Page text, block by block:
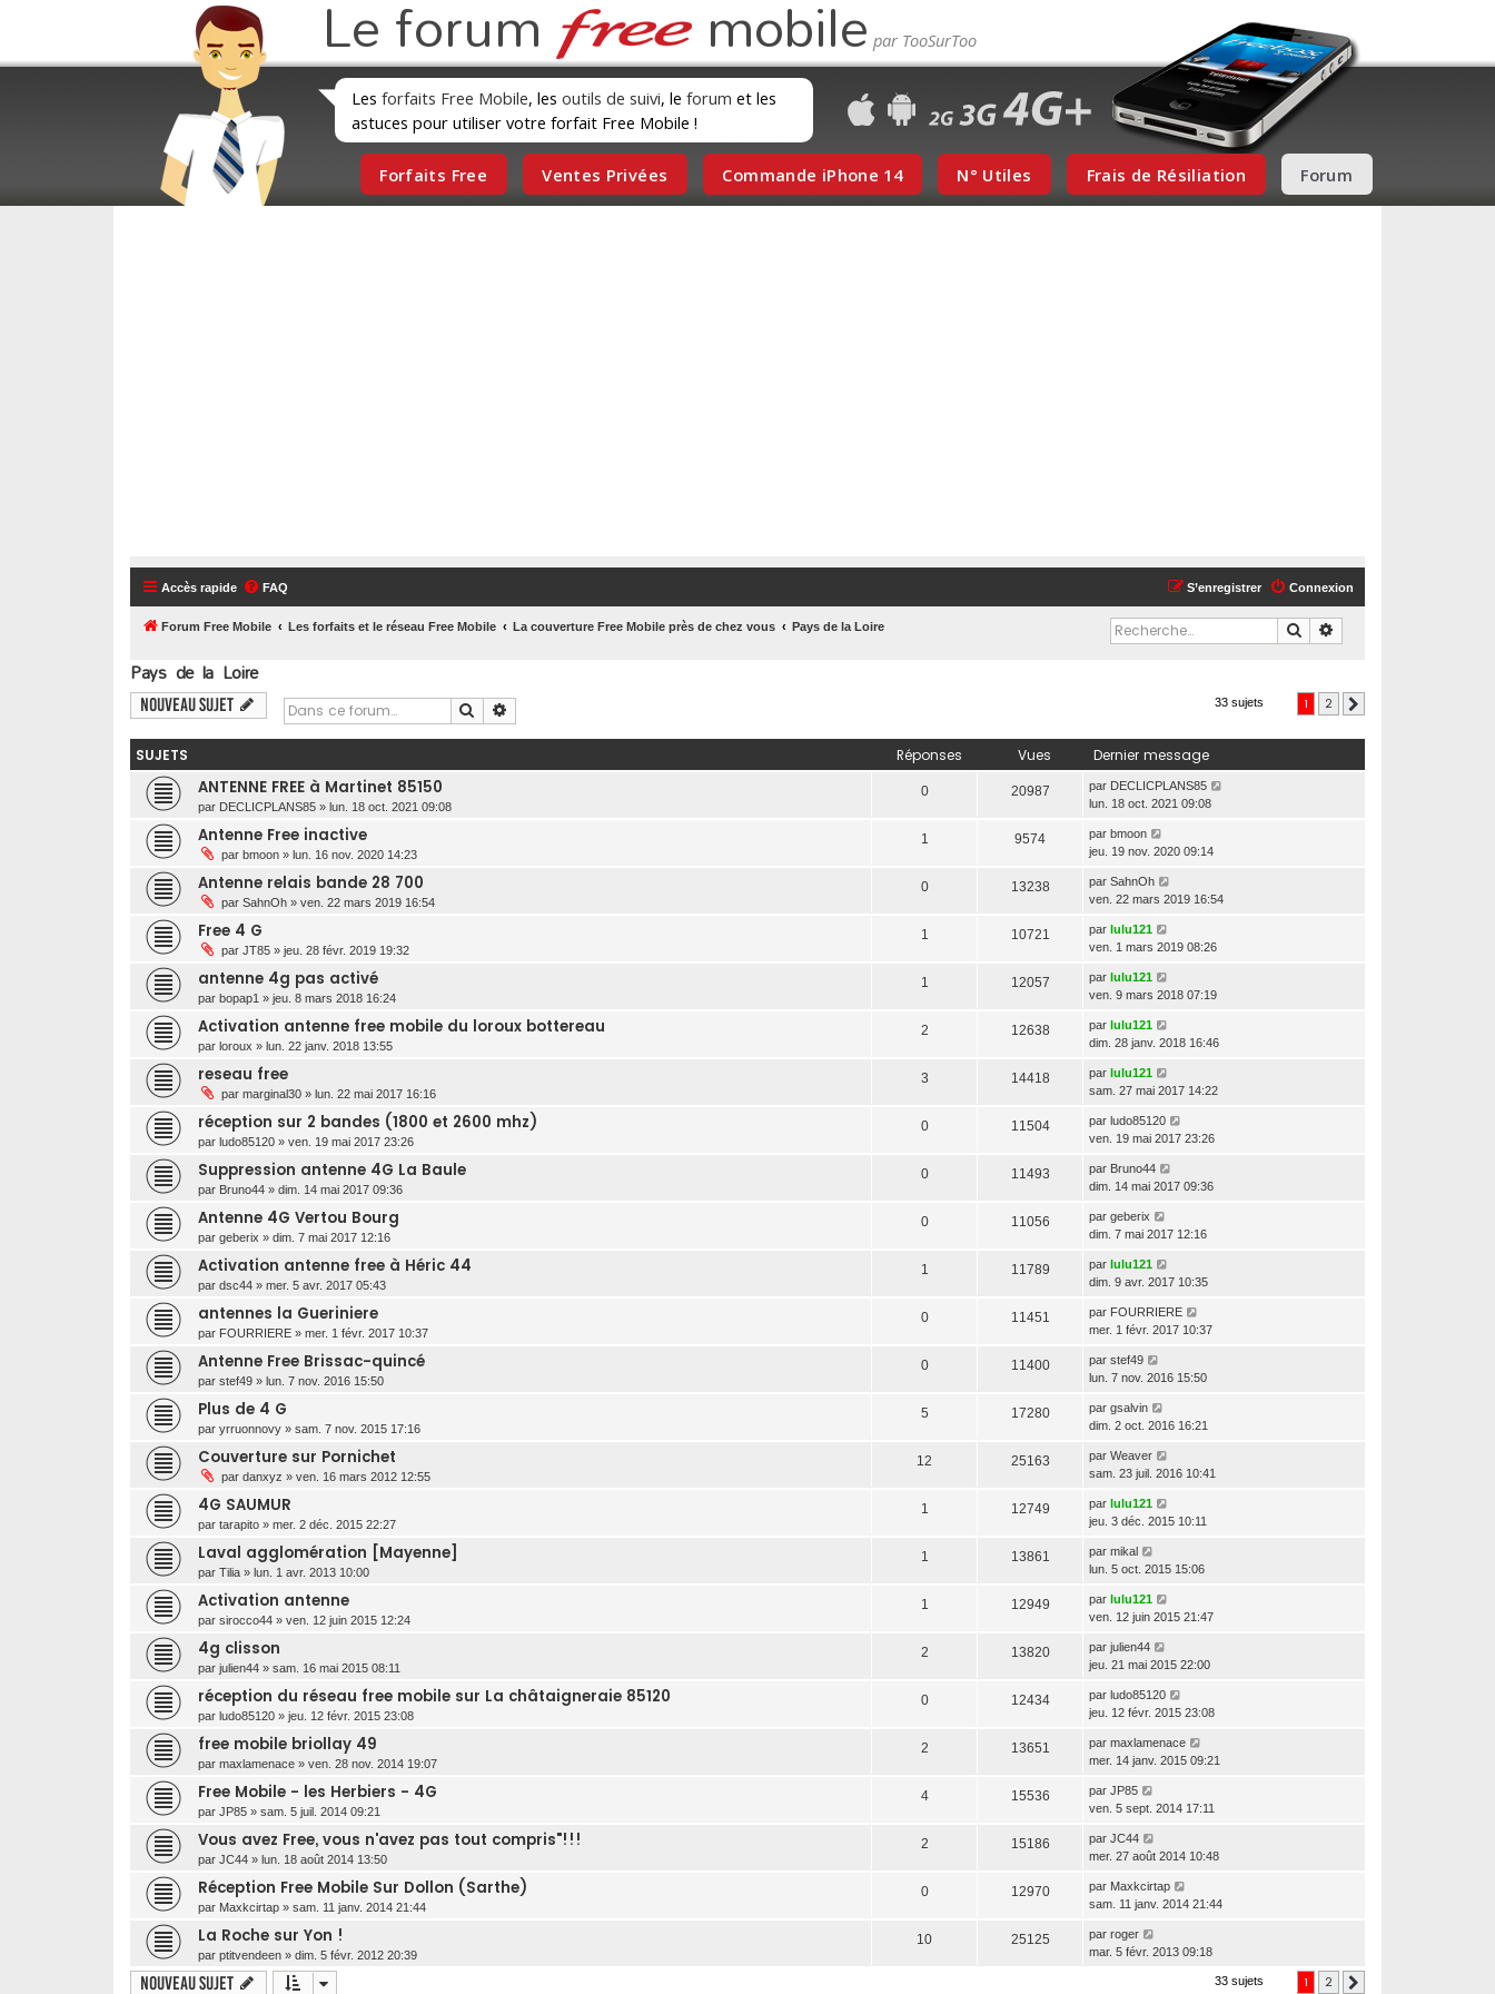
Le forum mobile
Les forfaits Free Mobile, les outils de suivi, le forum et les
astuces pour utiliser votre forfait Free Mobile !
Forfaits Free Ventes Privées Commande iPhone 14 N° Utiles Frais de Résiliation Forum
Accès rapide FAQ Connexion
S’enregistrer
Forum Free Mobile Les forfaits et le réseau Free Mobile La couverture Free Mobile près de chez vous Pays de la Loire Rechercher
Pays de la Loire
Nouveau sujet Rechercher 33 sujets 1 2
SUJETS Réponses Vues Dernier message
ANTENNE FREE à Martinet 85150
par DECLICPLANS85 » lun. 18 oct. 2021 09:08
0 20987 par DECLICPLANS85
lun. 18 oct. 2021 09:08
Antenne Free inactive
par bmoon » lun. 16 nov. 2020 14:23
1 9574 par bmoon
jeu. 19 nov. 2020 09:14
Antenne relais bande 28 700
par SahnOh » ven. 22 mars 2019 16:54
0 13238 par SahnOh
ven. 22 mars 2019 16:54
Free 4 G
par JT85 » jeu. 28 févr. 2019 19:32
1 10721 par lulu121
ven. 1 mars 2019 08:26
antenne 4g pas activé
par bopap1 » jeu. 8 mars 2018 16:24
1 12057 par lulu121
ven. 9 mars 2018 07:19
Activation antenne free mobile du loroux bottereau
par loroux » lun. 22 janv. 2018 13:55
2 12638 par lulu121
dim. 28 janv. 2018 16:46
reseau free
par marginal30 » lun. 22 mai 2017 16:16
3 14418 par lulu121
sam. 27 mai 2017 14:22
réception sur 2 bandes (1800 et 2600 mhz)
par ludo85120 » ven. 19 mai 2017 23:26
0 11504 par ludo85120
ven. 19 mai 2017 23:26
Suppression antenne 4G La Baule
par Bruno44 » dim. 14 mai 2017 09:36
0 11493 par Bruno44
dim. 14 mai 2017 09:36
Antenne 4G Vertou Bourg
par geberix » dim. 7 mai 2017 12:16
0 11056 par geberix
dim. 7 mai 2017 12:16
Activation antenne free à Héric 44
par dsc44 » mer. 5 avr. 2017 05:43
1 11789 par lulu121
dim. 9 avr. 2017 10:35
antennes la Gueriniere
par FOURRIERE » mer. 1 févr. 2017 10:37
0 11451 par FOURRIERE
mer. 1 févr. 2017 10:37
Antenne Free Brissac-quincé
par stef49 » lun. 7 nov. 2016 15:50
0 11400 par stef49
lun. 7 nov. 2016 15:50
Plus de 4 G
par yrruonnovy » sam. 7 nov. 2015 17:16
5 17280 par gsalvin
dim. 2 oct. 2016 16:21
Couverture sur Pornichet
par danxyz » ven. 16 mars 2012 12:55
12 25163 par Weaver
sam. 23 juil. 2016 10:41
4G SAUMUR
par tarapito » mer. 2 déc. 2015 22:27
1 12749 par lulu121
jeu. 3 déc. 2015 10:11
Laval agglomération [Mayenne]
par Tilia » lun. 1 avr. 2013 10:00
1 13861 par mikal
lun. 5 oct. 2015 15:06
Activation antenne
par sirocco44 » ven. 12 juin 2015 12:24
1 12949 par lulu121
ven. 12 juin 2015 21:47
4g clisson
par julien44 » sam. 16 mai 2015 08:11
2 13820 par julien44
jeu. 21 mai 2015 22:00
réception du réseau free mobile sur La châtaigneraie 85120
par ludo85120 » jeu. 12 févr. 2015 23:08
0 12434 par ludo85120
jeu. 12 févr. 2015 23:08
free mobile briollay 49
par maxlamenace » ven. 28 nov. 2014 19:07
2 13651 par maxlamenace
mer. 14 janv. 2015 09:21
Free Mobile - les Herbiers - 4G
par JP85 » sam. 5 juil. 2014 09:21
4 15536 par JP85
ven. 5 sept. 2014 17:11
Vous avez Free, vous n'avez pas tout compris"!!!
par JC44 » lun. 18 août 2014 13:50
2 15186 par JC44
mer. 27 août 2014 10:48
Réception Free Mobile Sur Dollon (Sarthe)
par Maxkcirtap » sam. 11 janv. 2014 21:44
0 12970 par Maxkcirtap
sam. 11 janv. 2014 21:44
La Roche sur Yon !
par ptitvendeen » dim. 5 févr. 2012 20:39
10 25125 par roger
mar. 5 févr. 2013 09:18
Nouveau sujet 33 sujets 1 2